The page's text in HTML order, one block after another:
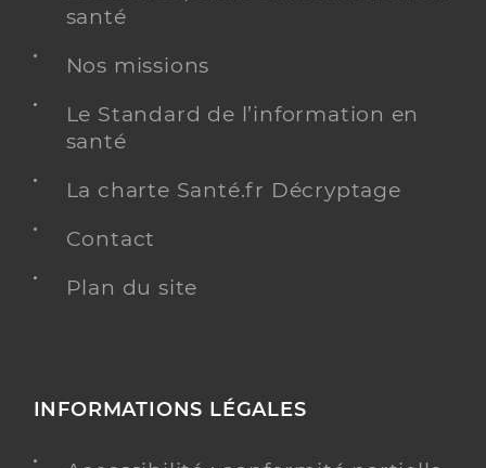
santé
Nos missions
Le Standard de l’information en
santé
La charte Santé.fr Décryptage
Contact
Plan du site
INFORMATIONS LÉGALES